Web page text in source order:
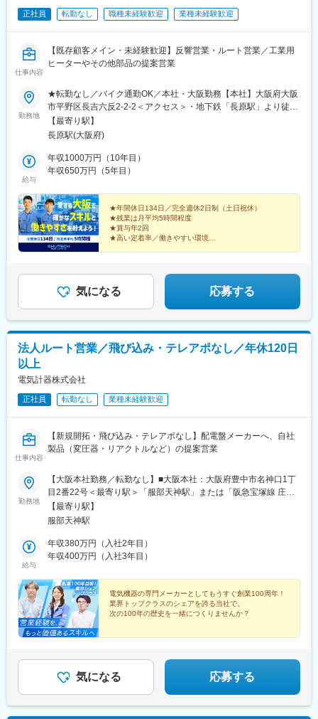
正社員 転勤なし 職種未経験歓迎 業種未経験歓迎
仕事内容
【既存顧客メイン・未経験歓迎】反響営業・ルート営業／工業用
ヒーターやその他部品の提案営業
勤務地
★転勤なし／バイク通勤OK／本社・大阪勤務【本社】大阪府大阪
市平野区長吉六反2-2-2＜アクセス＞・地下鉄「長原駅」より徒歩
15分※受動喫煙対策：あり
【最寄り駅】
長原駅(大阪府)
給与
年収1000万円（10年目）
年収650万円（5年目）
★年間休日134日／完全週休2日制（土日祝休）
★残業は月平均5時間程度
★賞与年2回
★高い定着率／働きやすい環境
未経験から叶うキャリアと働きやすさ！
気になる 応募する
法人ルート営業／飛び込み・テレアポなし／年休120日
以上
電気計器株式会社
正社員 転勤なし 業種未経験歓迎
仕事内容
【新規開拓・飛び込み・テレアポなし】配電盤メーカーへ、自社
製品（変圧器・リアクトルなど）の提案営業
勤務地
【大阪本社勤務／転勤なし】■大阪本社：大阪府豊中市名神口1丁
目2番22号＜最寄り駅＞「服部天神駅」または「阪急宝塚線 庄内
駅」より徒歩で20分※担当エリアのお客様先への出張あり（月1回
程度／1～2泊程度）※受動喫煙対策：屋内禁煙
【最寄り駅】
服部天神駅
給与
年収380万円（入社2年目）
年収400万円（入社3年目）
電気機器の専門メーカーとしてもうすぐ創業100周年！
業界トップクラスのシェアを誇る当社で、
次の100年の歴史を一緒につくりませんか？
気になる 応募する